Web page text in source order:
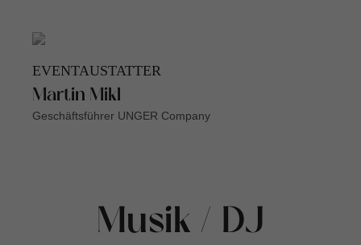
EVENTAUSTATTER
Martin Mikl
Geschäftsführer UNGER Company
Musik / DJ